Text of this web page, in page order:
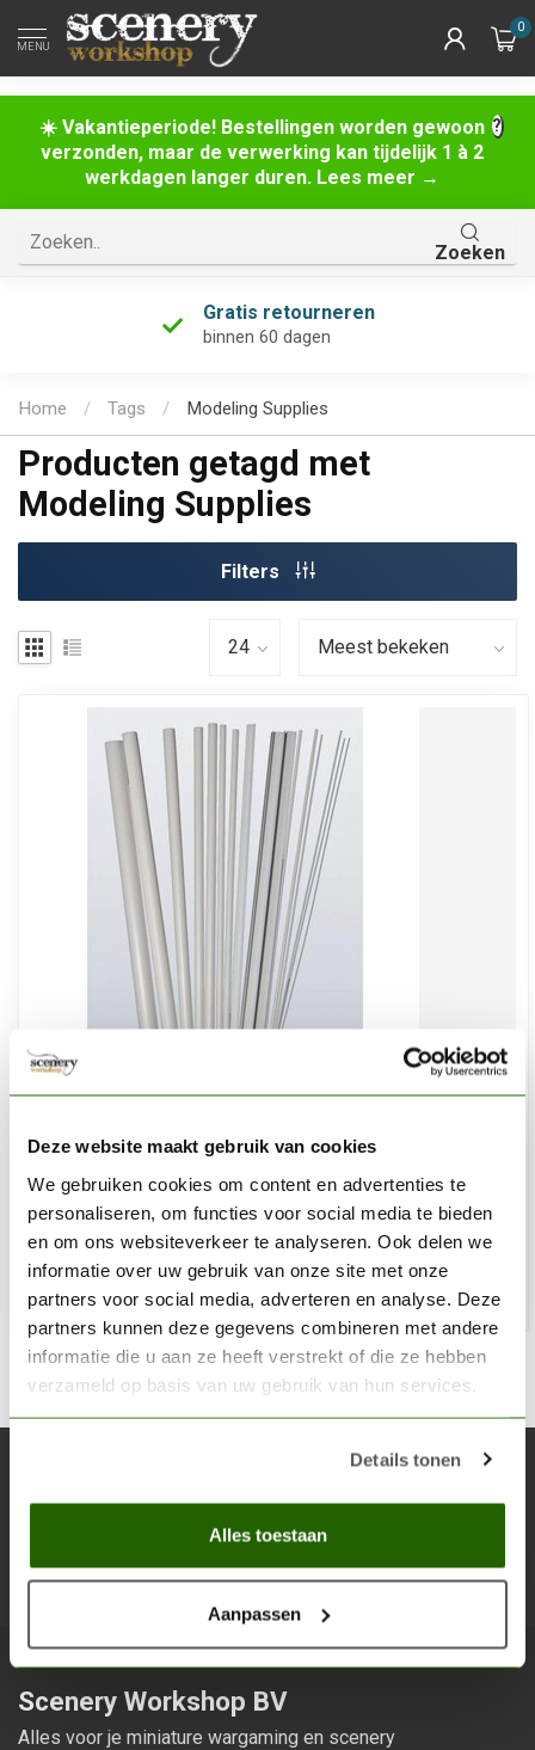
Deze website maakt gebruik van cookies
We gebruiken cookies om content en advertenties te
personaliseren, om functies voor social media te bieden
en om ons websiteverkeer te analyseren. Ook delen we
informatie over uw gebruik van onze site met onze
partners voor social media, adverteren en analyse. Deze
partners kunnen deze gegevens combineren met andere
informatie die u aan ze heeft verstrekt of die ze hebben
verzameld op basis van uw gebruik van hun services.
Details tonen
Alles toestaan
Aanpassen
☀️ Vakantieperiode! Bestellingen worden gewoon
verzonden, maar de verwerking kan tijdelijk 1 à 2
werkdagen langer duren. Lees meer →
MENU
0
Zoeken
Gratis retourneren
binnen 60 dagen
Home / Tags / Modeling Supplies
Producten getagd met
Modeling Supplies
Filters
Plastic Accessory Variety Pack - GFM441
€11,95
Niet op voorraad
Blijf op de hoogte over onze laatste acties
Scenery Workshop BV
Alles voor je miniature wargaming en scenery